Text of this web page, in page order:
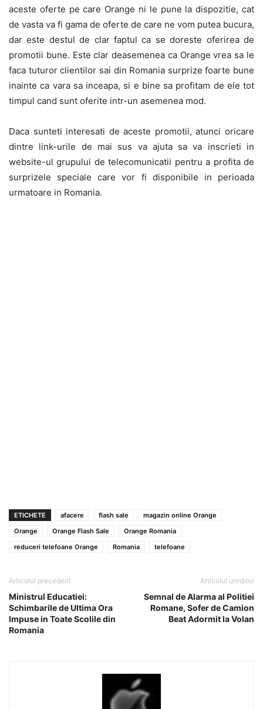
aceste oferte pe care Orange ni le pune la dispozitie, cat
de vasta va fi gama de oferte de care ne vom putea bucura,
dar este destul de clar faptul ca se doreste oferirea de
promotii bune. Este clar deasemenea ca Orange vrea sa le
faca tuturor clientilor sai din Romania surprize foarte bune
inainte ca vara sa inceapa, si e bine sa profitam de ele tot
timpul cand sunt oferite intr-un asemenea mod.
Daca sunteti interesati de aceste promotii, atunci oricare
dintre link-urile de mai sus va ajuta sa va inscrieti in
website-ul grupului de telecomunicatii pentru a profita de
surprizele speciale care vor fi disponibile in perioada
urmatoare in Romania.
ETICHETE afacere flash sale
magazin online Orange
Orange
Orange Flash Sale
Orange Romania
reduceri telefoane Orange
Romania telefoane
Articolul precedent
Ministrul Educatiei:
Schimbarile de Ultima Ora
Impuse in Toate Scolile din
Romania
Articolul următor
Semnal de Alarma al Politiei
Romane, Sofer de Camion
Beat Adormit la Volan